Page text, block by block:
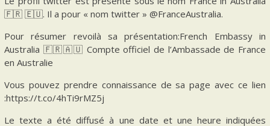
🇫🇷 🇪🇺. Il a pour « nom twitter » @FranceAustralia.
Pour résumer revoilà sa présentation:French Embassy in
Australia 🇫🇷🇦🇺 Compte officiel de l’Ambassade de France
en Australie
Vous pouvez prendre connaissance de sa page avec ce lien
:https://t.co/4hTi9rMZ5j
Le texte a été diffusé à une date et une heure indiquées